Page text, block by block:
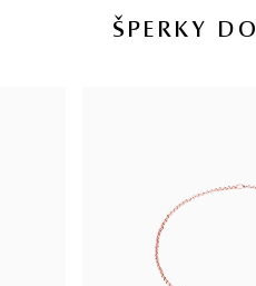
1 KS
1
ŠPERKY